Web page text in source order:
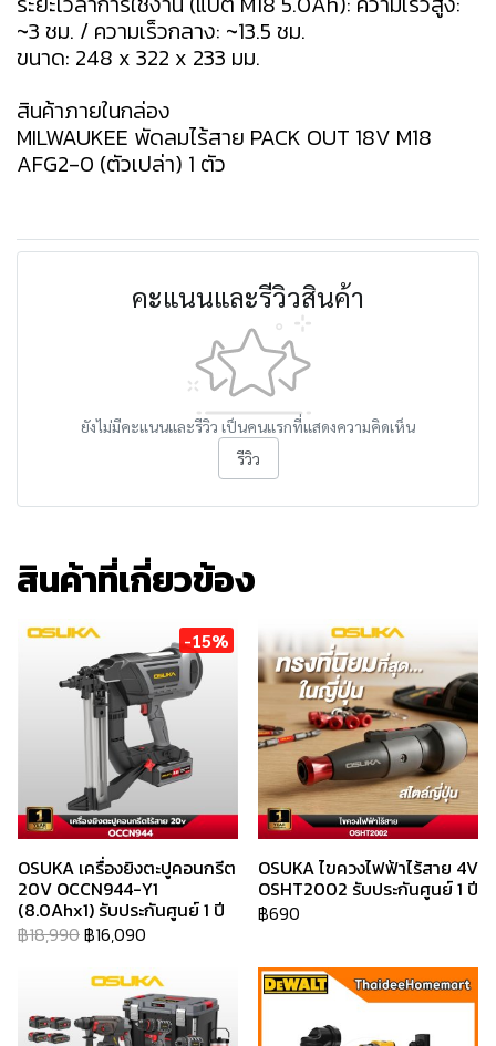
~3 ชม. / ความเร็วกลาง: ~13.5 ชม.
ขนาด: 248 x 322 x 233 มม.
สินค้าภายในกล่อง
MILWAUKEE พัดลมไร้สาย PACK OUT 18V M18
AFG2-0 (ตัวเปล่า) 1 ตัว
คะแนนและรีวิวสินค้า
ยังไม่มีคะแนนและรีวิว เป็นคนแรกที่แสดงความคิดเห็น
รีวิว
สินค้าที่เกี่ยวข้อง
-15%
OSUKA เครื่องยิงตะปูคอนกรีต
20V OCCN944-Y1
(8.0Ahx1) รับประกันศูนย์ 1 ปี
฿18,990฿16,090
OSUKA ไขควงไฟฟ้าไร้สาย 4V
OSHT2002 รับประกันศูนย์ 1 ปี
฿690